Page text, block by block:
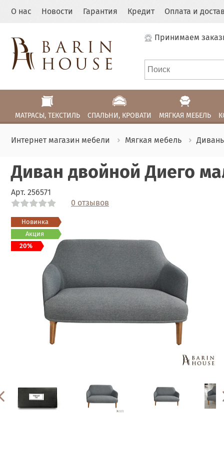
О нас Новости Гарантия Кредит Оплата и
Принимаем
МАТРАСЫ, ТЕКСТИЛЬ СПАЛЬНИ, КРОВАТИ МЯГКАЯ МЕБЕЛЬ
Интернет магазин мебели Мягкая мебель
Диван двойной Диего
Арт. 256571
0 отзывов
Новинка
Акция
20%
Link
Link
Link
Link
Link
Link
Link
Link
Link
Link
Link
Link
Link
Link
Link
Link
Link
Link